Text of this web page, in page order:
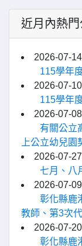
近月內熱門
2026-07-14
115學年
2026-07-10
115學年
2026-07-08
有關公立
上公立幼兒園
2026-07-27
七月、八
2026-07-09
彰化縣鹿
教師、第3次
2026-07-20
彰化縣鹿